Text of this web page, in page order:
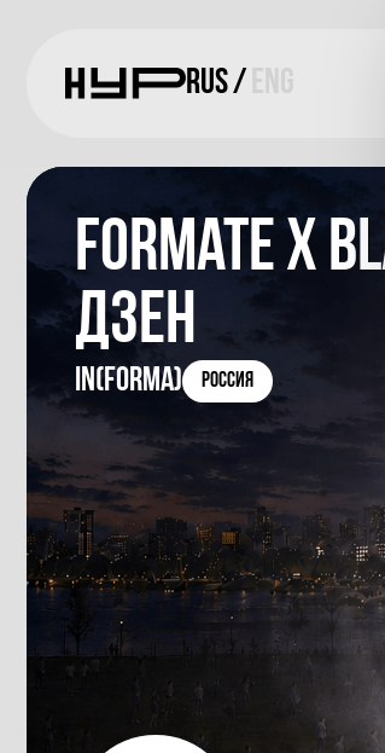
RUS/
formate х
Дзен
IN(FORMA) Россия